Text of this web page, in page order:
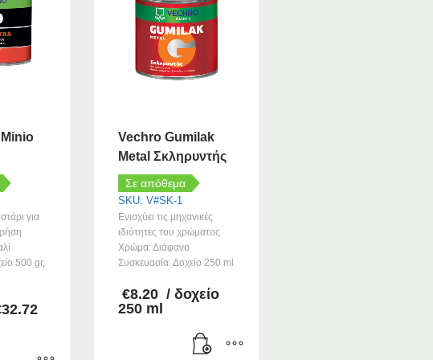
για
500 gr,
32.72
through
Vechro Gumilak
Metal Σκληρυντής
Σε απόθεμα
SKU: V#SK-1
Ενισχύει τις μηχανικές
ιδιότητες του χρώματος
Χρώμα: Διάφανο
Συσκευασία: Δοχείο 250 ml
€8.20 / δοχείο
250 ml